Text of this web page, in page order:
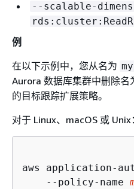
--scalable-
例
在以下示例中，您从名为
Aurora 数据库集群中删除名
的目标跟踪扩展策略。
对于 Linux、macOS 或 Unix：
aws application-
    --policy-name